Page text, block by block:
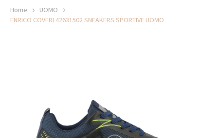
Home
UOMO
ENRICO COVERI 42631502 SNEAKERS SPORTIVE UOMO